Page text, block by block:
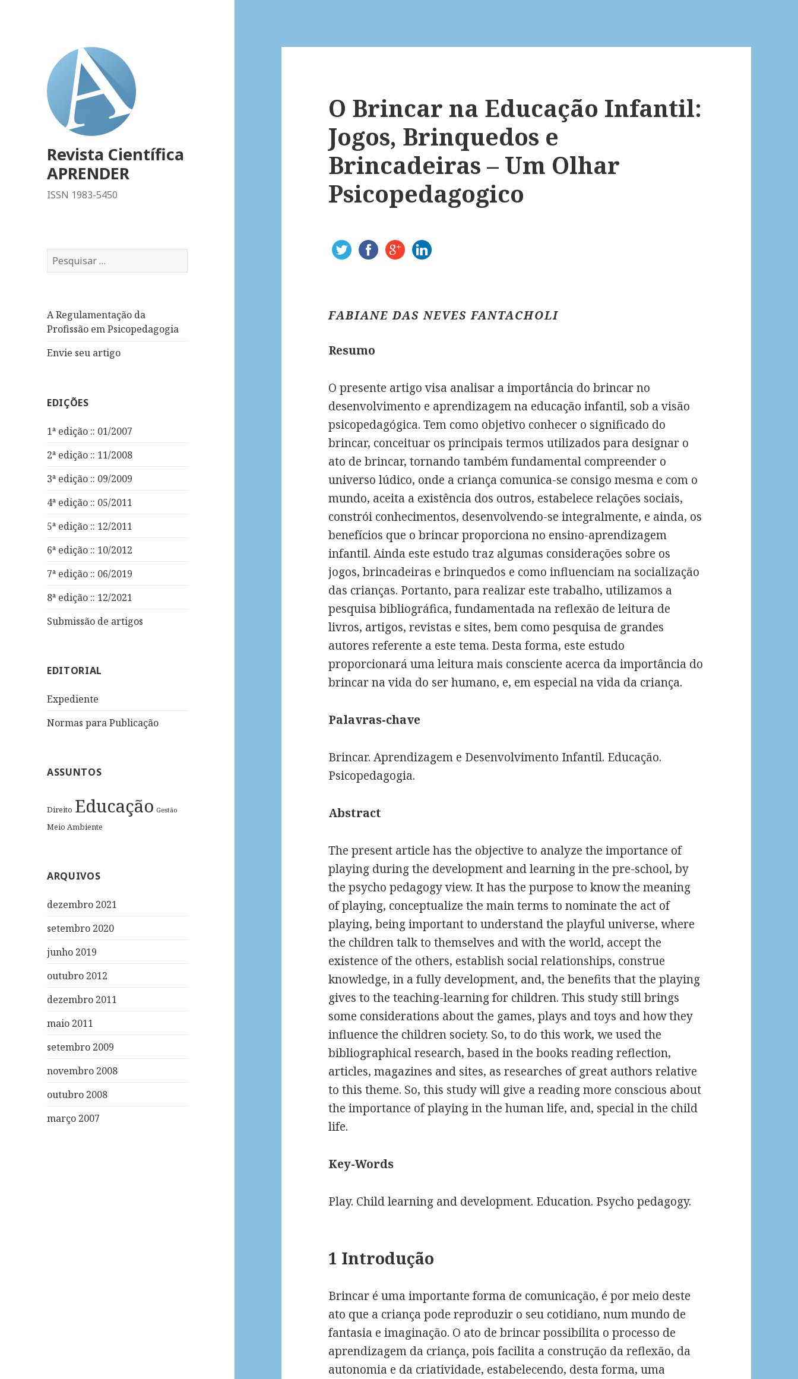
Revista Científica
APRENDER
ISSN 1983-5450
P
e
u
i
a
o
:
A Regulamentação da
Profissão em Psicopedagogia
Envie seu artigo
EDIÇÕES
1ª edição :: 01/2007
2ª edição :: 11/2008
3ª edição :: 09/2009
4ª edição :: 05/2011
5ª edição :: 12/2011
6ª edição :: 10/2012
7ª edição :: 06/2019
8ª edição :: 12/2021
Submissão de artigos
EDITORIAL
Expediente
Normas para Publicação
ASSUNTOS
Direito Educação Gestão
Meio Ambiente
ARQUIVOS
dezembro 2021
setembro 2020
junho 2019
outubro 2012
dezembro 2011
maio 2011
setembro 2009
novembro 2008
outubro 2008
março 2007
O Brincar na Educação Infantil:
Jogos, Brinquedos e
Brincadeiras – Um Olhar
Psicopedagogico
FABIANE DAS NEVES FANTACHOLI
Resumo
O presente artigo visa analisar a importância do brincar no
desenvolvimento e aprendizagem na educação infantil, sob a visão
psicopedagógica. Tem como objetivo conhecer o significado do
brincar, conceituar os principais termos utilizados para designar o
ato de brincar, tornando também fundamental compreender o
universo lúdico, onde a criança comunica-se consigo mesma e com o
mundo, aceita a existência dos outros, estabelece relações sociais,
constrói conhecimentos, desenvolvendo-se integralmente, e ainda, os
benefícios que o brincar proporciona no ensino-aprendizagem
infantil. Ainda este estudo traz algumas considerações sobre os
jogos, brincadeiras e brinquedos e como influenciam na socialização
das crianças. Portanto, para realizar este trabalho, utilizamos a
pesquisa bibliográfica, fundamentada na reflexão de leitura de
livros, artigos, revistas e sites, bem como pesquisa de grandes
autores referente a este tema. Desta forma, este estudo
proporcionará uma leitura mais consciente acerca da importância do
brincar na vida do ser humano, e, em especial na vida da criança.
Palavras-chave
Brincar. Aprendizagem e Desenvolvimento Infantil. Educação.
Psicopedagogia.
Abstract
The present article has the objective to analyze the importance of
playing during the development and learning in the pre-school, by
the psycho pedagogy view. It has the purpose to know the meaning
of playing, conceptualize the main terms to nominate the act of
playing, being important to understand the playful universe, where
the children talk to themselves and with the world, accept the
existence of the others, establish social relationships, construe
knowledge, in a fully development, and, the benefits that the playing
gives to the teaching-learning for children. This study still brings
some considerations about the games, plays and toys and how they
influence the children society. So, to do this work, we used the
bibliographical research, based in the books reading reflection,
articles, magazines and sites, as researches of great authors relative
to this theme. So, this study will give a reading more conscious about
the importance of playing in the human life, and, special in the child
life.
Key-Words
Play. Child learning and development. Education. Psycho pedagogy.
1 Introdução
Brincar é uma importante forma de comunicação, é por meio deste
ato que a criança pode reproduzir o seu cotidiano, num mundo de
fantasia e imaginação. O ato de brincar possibilita o processo de
aprendizagem da criança, pois facilita a construção da reflexão, da
autonomia e da criatividade, estabelecendo, desta forma, uma